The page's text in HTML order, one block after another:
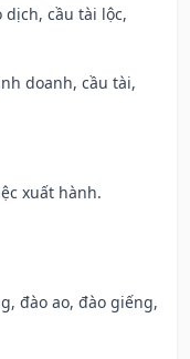
dịch, cầu tài lộc,
doanh, cầu tài,
xuất hành.
đào ao, đào giếng,